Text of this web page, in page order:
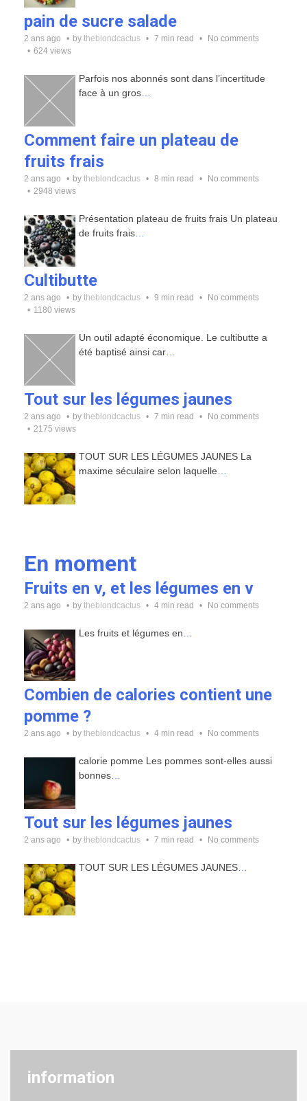
pain de sucre salade
2 ans ago by theblondcactus 7 min read
No comments
624 views
Parfois nos abonnés sont dans l’incertitude
face à un gros…
Comment faire un plateau de
fruits frais
2 ans ago by theblondcactus 8 min read
No comments
2948 views
Présentation plateau de fruits frais Un plateau
de fruits frais…
Cultibutte
2 ans ago by theblondcactus 9 min read
No comments
1180 views
Un outil adapté économique. Le cultibutte a
été baptisé ainsi car…
Tout sur les légumes jaunes
2 ans ago by theblondcactus 7 min read
No comments
2175 views
TOUT SUR LES LÉGUMES JAUNES La
maxime séculaire selon laquelle…
En moment
Fruits en v, et les légumes en v
2 ans ago by theblondcactus 4 min read No comments
Les fruits et légumes en…
Combien de calories contient une
pomme ?
2 ans ago by theblondcactus 4 min read No comments
calorie pomme Les pommes sont-elles aussi
bonnes…
Tout sur les légumes jaunes
2 ans ago by theblondcactus 7 min read No comments
TOUT SUR LES LÉGUMES JAUNES…
information